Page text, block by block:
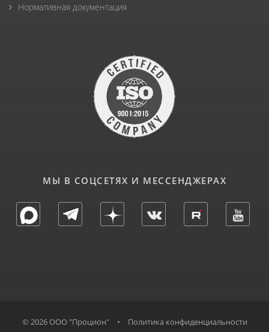
Нормативная документация
МЫ В СОЦСЕТЯХ И МЕССЕНДЖЕРАХ
© 2026 ООО "Процион" • Политика конфиденциальности